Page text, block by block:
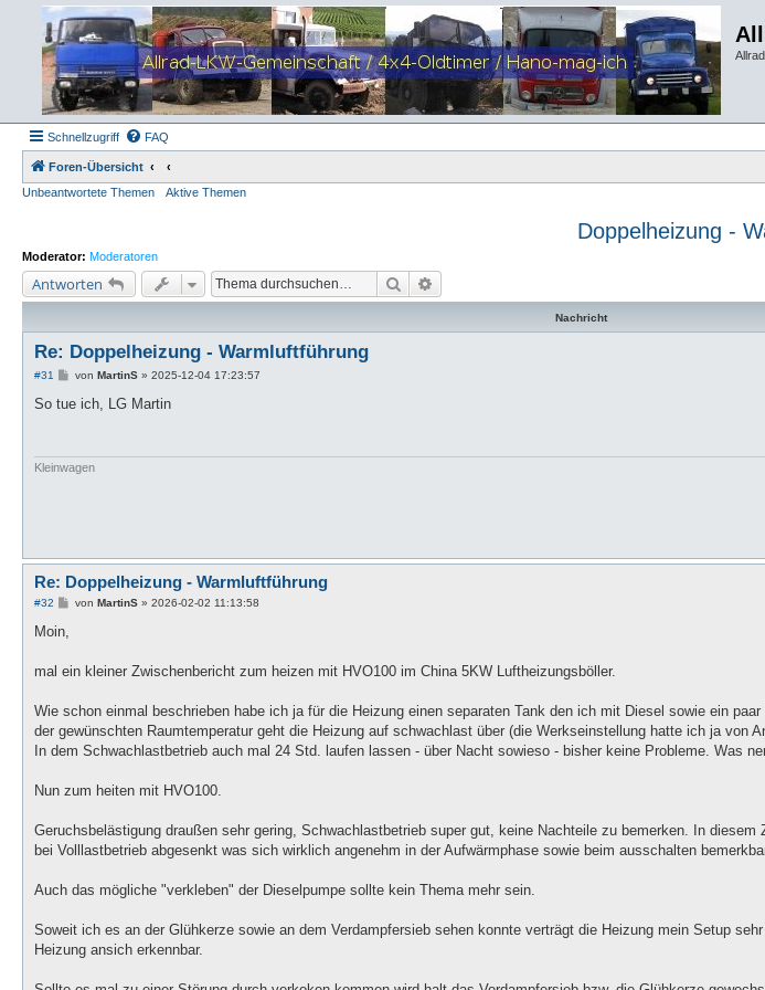
Schnellzugriff FAQ
Foren-Übersicht
Unbeantwortete Themen
Aktive Themen
Doppelheizung -
Moderator: Moderatoren
Antworten Suche
Nachricht
Re: Doppelheizung - Warmluftführung
#31
B
i
von MartinS» 2025-12-04 17:23:57
So tue ich, LG Martin
Kleinwagen
Re: Doppelheizung - Warmluftführung
#32
B
a
von MartinS» 2026-02-02 11:13:58
Moin,
mal ein kleiner Zwischenbericht zum heizen mit HVO100 im China 5KW Luftheizungsböller.
Wie schon einmal beschrieben habe ich ja für die Heizung einen separaten Tank den ich mit Diesel sowie ein
der gewünschten Raumtemperatur geht die Heizung auf schwachlast über (die Werkseinstellung hatte ich ja von
In dem Schwachlastbetrieb auch mal 24 Std. laufen lassen - über Nacht sowieso - bisher keine Probleme. Was
Nun zum heiten mit HVO100.
Geruchsbelästigung draußen sehr gering, Schwachlastbetrieb super gut, keine Nachteile zu bemerken. In diesem
bei Volllastbetrieb abgesenkt was sich wirklich angenehm in der Aufwärmphase sowie beim ausschalten
Auch das mögliche "verkleben" der Dieselpumpe sollte kein Thema mehr sein.
Soweit ich es an der Glühkerze sowie an dem Verdampfersieb sehen konnte verträgt die Heizung mein Setup
Heizung ansich erkennbar.